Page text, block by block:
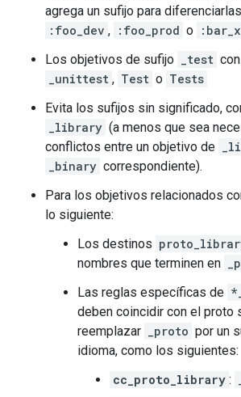
agrega un sufijo para
:foo_dev , :foo_prod o
Los objetivos de sufijo
_test con
_unittest , Test o Tests
Evita los sufijos sin significado,
_library (a menos que sea
conflictos entre un objetivo de
_binary correspondiente).
Para los objetivos relacionados
lo siguiente:
Los destinos
nombres que terminen en
Las reglas específicas de
deben coincidir con el proto
reemplazar
_proto por un
idioma, como los siguientes:
cc_proto_library :